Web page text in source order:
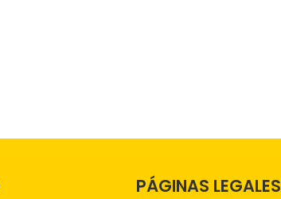
PÁGINAS LEGALES